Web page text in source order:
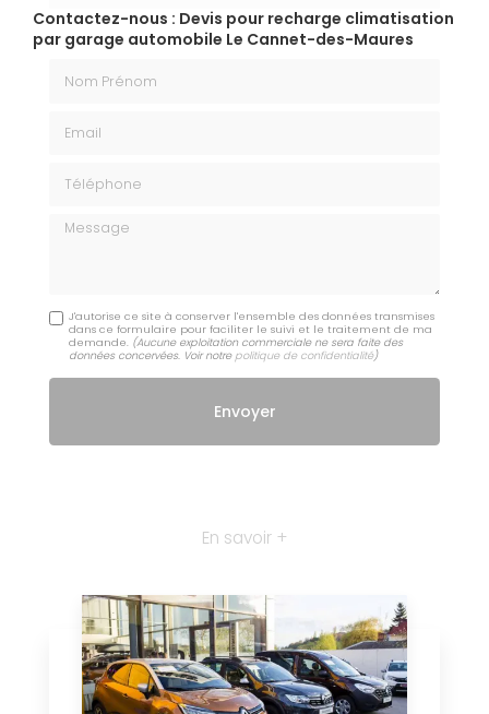
Contactez-nous : Devis pour recharge climatisation
par garage automobile Le Cannet-des-Maures
Message
J'autorise ce site à conserver l'ensemble des données transmises
dans ce formulaire pour faciliter le suivi et le traitement de ma
demande. (Aucune exploitation commerciale ne sera faite des
données concervées. Voir notre politique de confidentialité)
En savoir +